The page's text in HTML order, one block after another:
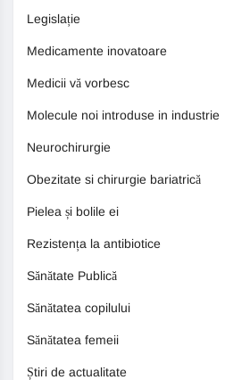
Legislație
Medicamente inovatoare
Medicii vă vorbesc
Molecule noi introduse in industrie
Neurochirurgie
Obezitate si chirurgie bariatrică
Pielea și bolile ei
Rezistența la antibiotice
Sănătate Publică
Sănătatea copilului
Sănătatea femeii
Știri de actualitate